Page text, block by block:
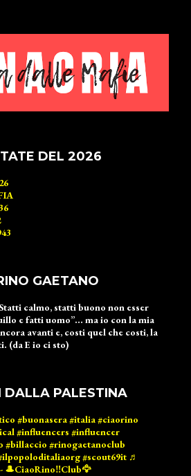
DEL 2026
GAETANO
calmo, statti buono non esser
e fatti uomo”… ma io con la mia
avanti e, costi quel che costi, la
(da E io ci sto)
DALLA PALESTINA
#buonasera#italia#ciaorino
#influencers #influencer
#billaccio #rinogaetanoclub
#scout69it ♬
🎩CiaoRino‼️Club🦅